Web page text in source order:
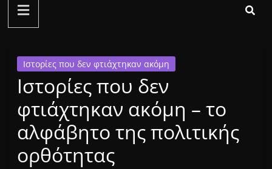
κοινωνικό
ραδιόφωνο
1431AM
Ιστορίες που δεν φτιάχτηκαν ακόμη
Ιστορίες που δεν
φτιάχτηκαν ακόμη – το
αλφάβητο της πολιτικής
ορθότητας